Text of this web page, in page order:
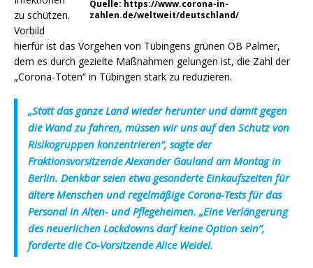
Quelle: https://www.corona-in-
zahlen.de/weltweit/deutschland/
zu schützen.
Vorbild
hierfür ist das Vorgehen von Tübingens grünen OB Palmer,
dem es durch gezielte Maßnahmen gelungen ist, die Zahl der
„Corona-Toten“ in Tübingen stark zu reduzieren.
„Statt das ganze Land wieder herunter und damit gegen
die Wand zu fahren, müssen wir uns auf den Schutz von
Risikogruppen konzentrieren“, sagte der
Fraktionsvorsitzende Alexander Gauland am Montag in
Berlin. Denkbar seien etwa gesonderte Einkaufszeiten für
ältere Menschen und regelmäßige Corona-Tests für das
Personal in Alten- und Pflegeheimen. „Eine Verlängerung
des neuerlichen Lockdowns darf keine Option sein“,
forderte die Co-Vorsitzende Alice Weidel.